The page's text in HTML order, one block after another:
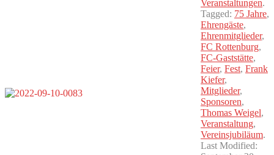
Veranstaltungen.
Tagged: 75 Jahre,
Ehrengäste,
Ehrenmitglieder,
FC Rottenburg,
FC-Gaststätte,
Feier, Fest, Frank
Kiefer,
Mitglieder,
Sponsoren,
Thomas Weigel,
Veranstaltung,
Vereinsjubiläum.
Last Modified: